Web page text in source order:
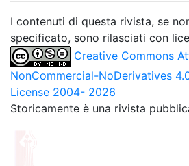
I contenuti di questa rivista, se
specificato, sono rilasciati con
Creative Commons
NonCommercial-NoDerivatives
License 2004- 2026
Storicamente è una rivista